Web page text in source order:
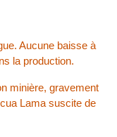
Aucune baisse à
la production.
minière, gravement
Lama suscite de